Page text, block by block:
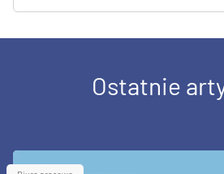
Ostatnie